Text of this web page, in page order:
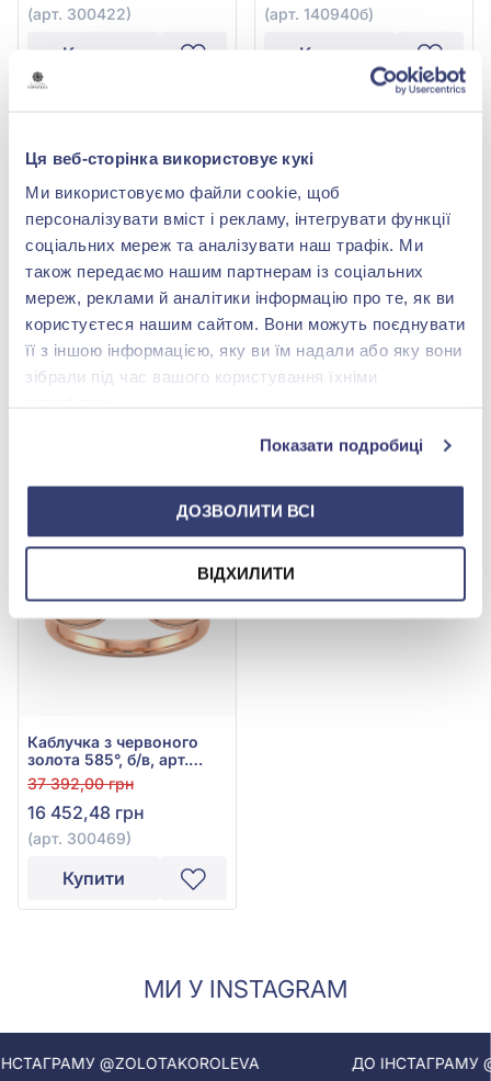
Ця веб-сторінка використовує кукі
Ми використовуємо файли cookie, щоб
персоналізувати вміст і рекламу, інтегрувати функції
соціальних мереж та аналізувати наш трафік. Ми
також передаємо нашим партнерам із соціальних
мереж, реклами й аналітики інформацію про те, як ви
користуєтеся нашим сайтом. Вони можуть поєднувати
її з іншою інформацією, яку ви їм надали або яку вони
зібрали під час вашого користування їхніми
Показати подробиці
ДОЗВОЛИТИ ВСІ
ВІДХИЛИТИ
(арт. 300422)
Купити
(арт. 140940б)
Купити
Каблучка з червоного
золота 585°, без вставки,
28 044,00 грн
Каблучка з білого золота
585° без вставки, арт.
300414В
27 224,00 грн
Каблучка з червоного
золота 585°, б/в, арт.
300469
37 392,00 грн
16 452,48 грн
(арт. 300469)
Купити
МИ У INSTAGRAM
@ZOLOTAKOROLEVA ДО ІНСТАГРАМУ